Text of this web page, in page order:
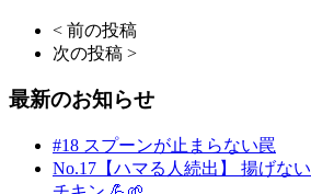
< 前の投稿
次の投稿 >
最新のお知らせ
#18 スプーンが止まらない罠
No.17【ハマる人続出】 揚げな